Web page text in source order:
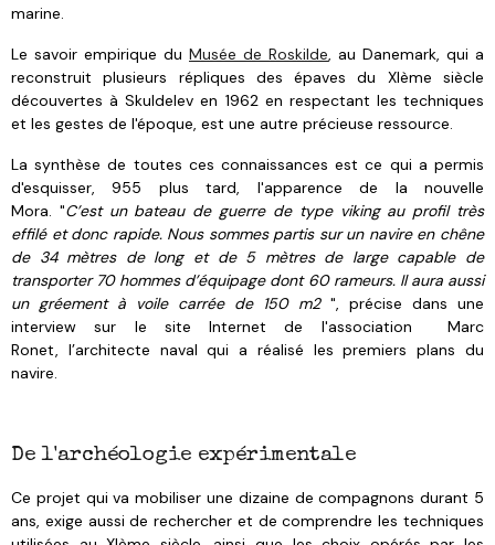
marine.
Le savoir empirique du Musée de Roskilde , au Danemark, qui a
reconstruit plusieurs répliques des épaves du XIème siècle
découvertes à Skuldelev en 1962 en respectant les techniques
et les gestes de l'époque, est une autre précieuse ressource.
La synthèse de toutes ces connaissances est ce qui a permis
d'esquisser, 955 plus tard, l'apparence de la nouvelle
Mora. "C’est un bateau de guerre de type viking au profil très
effilé et donc rapide. Nous sommes partis sur un navire en chêne
de 34 mètres de long et de 5 mètres de large capable de
transporter 70 hommes d’équipage dont 60 rameurs. Il aura aussi
un gréement à voile carrée de 150 m2", précise dans une
interview sur le site Internet de l'association Marc
Ronet, l’architecte naval qui a réalisé les premiers plans du
navire.
De l'archéologie expérimentale
Ce projet qui va mobiliser une dizaine de compagnons durant 5
ans, exige aussi de rechercher et de comprendre les techniques